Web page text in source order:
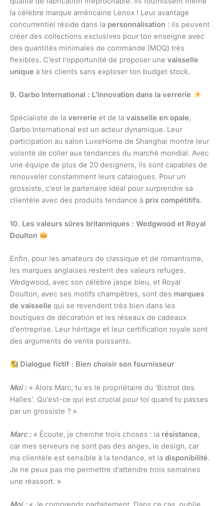
la célèbre marque américaine Lenox ! Leur avantage
concurrentiel réside dans la personnalisation : ils peuvent
créer des collections exclusives pour ton enseigne avec
des quantités minimales de commande (MOQ) très
flexibles. C’est l’opportunité de proposer une vaisselle
unique à tes clients sans exploser ton budget stock.
9. Garbo International : L’innovation dans la verrerie
Spécialiste de la verrerie et de la vaisselle en opale,
Garbo International est un acteur dynamique. Leur
participation au salon LuxeHome de Shanghai montre leur
volonté de coller aux tendances du marché mondial. Avec
une équipe de plus de 20 designers, ils sont capables de
renouveler constamment leurs catalogues. Pour un
grossiste, c’est le partenaire idéal pour surprendre sa
clientèle avec des produits tendance à prix compétitifs.
10. Les valeurs sûres britanniques : Wedgwood et Royal
Doulton
Enfin, pour les amateurs de classique et de romantisme,
les marques anglaises restent des valeurs refuges.
Wedgwood, avec son célèbre jaspe bleu, et Royal
Doulton, avec ses motifs champêtres, sont des marques
de vaisselle qui se revendent très bien dans les
boutiques de décoration et les réseaux de cadeaux
d’entreprise. Leur héritage et leur certification royale sont
des arguments de vente puissants.
Dialogue fictif : Bien choisir son fournisseur
Moi : « Alors Marc, tu es le propriétaire du ‘Bistrot des
Halles’. Qu’est-ce qui est crucial pour toi quand tu passes
par un grossiste ? »
Marc : « Écoute, je cherche trois choses : la résistance,
car mes serveurs ne sont pas des anges, le design, car
ma clientèle est sensible à la tendance, et la disponibilité.
Je ne peux pas me permettre d’attendre trois semaines
une réassort. »